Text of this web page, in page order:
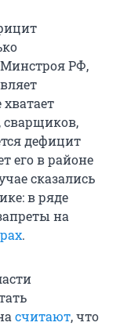
Минстроя РФ,
сварщиков,
дефицит
его в районе
сказались
в ряде
на
.
считают, что